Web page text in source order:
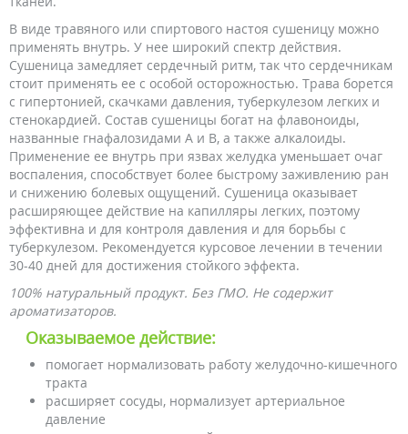
В виде травяного или спиртового настоя сушеницу можно
применять внутрь. У нее широкий спектр действия.
Сушеница замедляет сердечный ритм, так что сердечникам
стоит применять ее с особой осторожностью. Трава борется
с гипертонией, скачками давления, туберкулезом легких и
стенокардией. Состав сушеницы богат на флавоноиды,
названные гнафалозидами A и B, а также алкалоиды.
Применение ее внутрь при язвах желудка уменьшает очаг
воспаления, способствует более быстрому заживлению ран
и снижению болевых ощущений. Сушеница оказывает
расширяющее действие на капилляры легких, поэтому
эффективна и для контроля давления и для борьбы с
туберкулезом. Рекомендуется курсовое лечении в течении
30-40 дней для достижения стойкого эффекта.
100% натуральный продукт. Без ГМО. Несодержит
ароматизаторов.
Оказываемое действие:
помогает нормализовать работу желудочно-кишечного
тракта
расширяет сосуды, нормализует артериальное
давление